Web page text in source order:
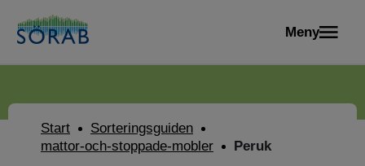
Meny
Start
Sorteringsguiden
mattor-och-stoppade-mobler
Peruk